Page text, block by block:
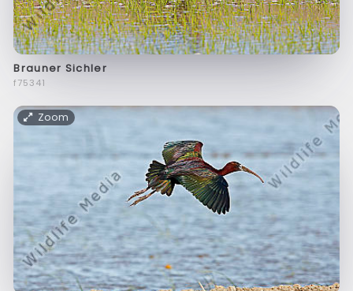
Brauner Sichler
f75341
Zoom